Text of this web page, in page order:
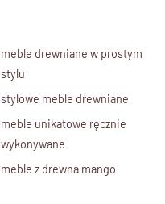
meble drewniane w prostym
stylu
stylowe meble drewniane
meble unikatowe ręcznie
wykonywane
meble z drewna mango